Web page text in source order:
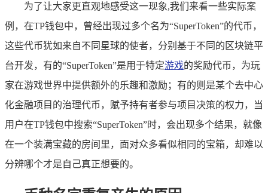
为了让大家更直观地感受这一现象,我们来看一些实际案
例，在TP钱包中，曾经出现过多个名为“SuperToken”的代币，
这些代币犹如来自不同星球的使者，分别基于不同的区块链平
台开发，有的“SuperToken”是用于特定游戏的奖励代币，为玩
家在游戏世界中提供额外的乐趣和激励；有的则是某个去中心
化金融项目的治理代币，赋予持有者参与项目决策的权力，当
用户在TP钱包中搜索“SuperToken”时，会出现多个结果，就像
在一个装满宝藏的房间里，面对众多看似相同的宝箱，却难以
分辨哪个才是自己真正想要的。